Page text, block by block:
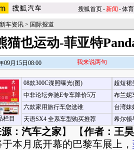
搜狐首页-新闻 -体育
新车资讯 > 国际报道
猫也运动-菲亚特
09月15日08:00 我来说两句
栏目
08款300C谍照曝光(图)
中非论坛奔驰E专车降价5万
六款家用旅行车您选谁
天语SX4 全系车型购买推荐
超短裙
布兰妮
台湾妹
希尔顿
：汽车之家】 【作者：王昊
本月底开幕的巴黎车展上，